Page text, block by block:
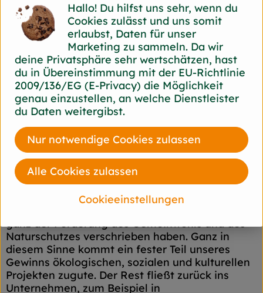
diverse
Voelkel GmbH
D 29478 Höhbeck
In unserer familiengeführten Naturkostsafterei
im Norden Deutschlands machen wir Saft so,
dass alle etwas davon haben: Unsere
Kund*innen, Mitarbeiter*innen,
Anbaupartner*innen und besonders die Natur –
und das seit mehr als 85 Jahren. Wie wir das
machen? Mit 100 % Bio und Demeter und einem
fairen Miteinander. Unser Unternehmen ist nicht
im Besitz einiger Weniger, sondern gehört zwei
gemeinnützigen Stiftungen, die sich voll und
ganz der Förderung des Gemeinwohls und des
Naturschutzes verschrieben haben. Ganz in
diesem Sinne kommt ein fester Teil unseres
Gewinns ökologischen, sozialen und kulturellen
Projekten zugute. Der Rest fließt zurück ins
Unternehmen, zum Beispiel in
Hallo! Du hilfst uns sehr, wenn du
Cookies zulässt und uns somit
erlaubst, Daten für unser
Marketing zu sammeln. Da wir
deine Privatsphäre sehr wertschätzen, hast
du in Übereinstimmung mit der EU-Richtlinie
2009/136/EG (E-Privacy) die Möglichkeit
genau einzustellen, an welche Dienstleister
du Daten weitergibst.
Cookieeinstellungen
Nur notwendige Cookies zulassen
Alle Cookies zulassen